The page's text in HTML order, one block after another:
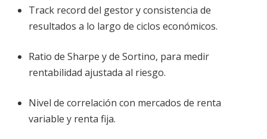
Track record del gestor y consistencia de
resultados a lo largo de ciclos económicos.
Ratio de Sharpe y de Sortino, para medir
rentabilidad ajustada al riesgo.
Nivel de correlación con mercados de renta
variable y renta fija.